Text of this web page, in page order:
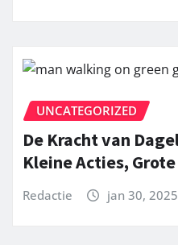
UNCATEGORIZED
De Kracht van
Kleine Acties,
Redactie jan 30, 2025